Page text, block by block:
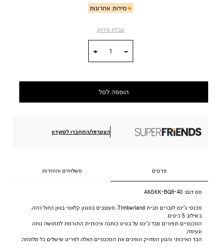
מידות אחרונות
טבלת מידות
הוספה לסל
הצטרפו/התחברו למועדון
פרטים משלוחים והחזרות
מס דגם: A6GKK-BQ8-40
מכנסי ג’ינס לגברים מבית TImberland, מעוצבים בסגנון קלאסי בגוון כחול כהה,
בשילוב 5 כיסים.
המכנסיים תפורים מבד ג’ינס על בסיס כותנה איכותית התורמת לתחושה נוחה
ונעימה.
הבד האיכותי והגוון המדויק הופכים את המכנסיים האלה לפריט שישלים כל מלתחה.